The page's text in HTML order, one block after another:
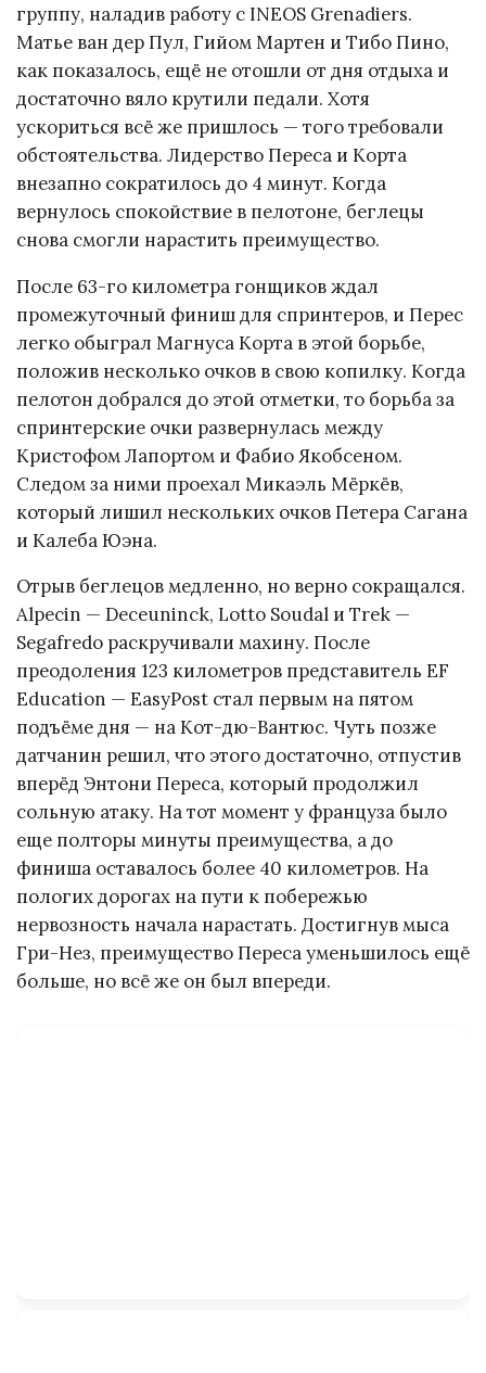
группу, наладив работу с INEOS Grenadiers.
Матье ван дер Пул, Гийом Мартен и Тибо Пино,
как показалось, ещё не отошли от дня отдыха и
достаточно вяло крутили педали. Хотя
ускориться всё же пришлось — того требовали
обстоятельства. Лидерство Переса и Корта
внезапно сократилось до 4 минут. Когда
вернулось спокойствие в пелотоне, беглецы
снова смогли нарастить преимущество.
После 63-го километра гонщиков ждал
промежуточный финиш для спринтеров, и Перес
легко обыграл Магнуса Корта в этой борьбе,
положив несколько очков в свою копилку. Когда
пелотон добрался до этой отметки, то борьба за
спринтерские очки развернулась между
Кристофом Лапортом и Фабио Якобсеном.
Следом за ними проехал Микаэль Мёркёв,
который лишил нескольких очков Петера Сагана
и Калеба Юэна.
Отрыв беглецов медленно, но верно сокращался.
Alpecin — Deceuninck, Lotto Soudal и Trek —
Segafredo раскручивали махину. После
преодоления 123 километров представитель EF
Education — EasyPost стал первым на пятом
подъёме дня — на Кот-дю-Вантюс. Чуть позже
датчанин решил, что этого достаточно, отпустив
вперёд Энтони Переса, который продолжил
сольную атаку. На тот момент у француза было
еще полторы минуты преимущества, а до
финиша оставалось более 40 километров. На
пологих дорогах на пути к побережью
нервозность начала нарастать. Достигнув мыса
Гри-Нез, преимущество Переса уменьшилось ещё
больше, но всё же он был впереди.